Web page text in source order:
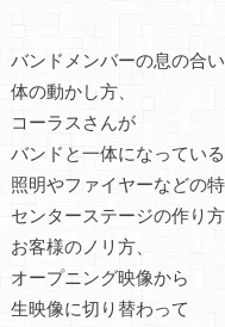
バンドメンバーの息の合い
体の動かし方、
コーラスさんが
バンドと一体になっている
照明やファイヤーなどの特
センターステージの作り方
お客様のノリ方、
オープニング映像から
生映像に切り替わって